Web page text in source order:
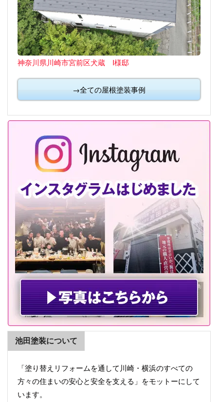
神奈川県川崎市宮前区犬蔵 I様邸
→全ての屋根塗装事例
池田塗装について
「塗り替えリフォームを通して川崎・横浜のすべての
方々の住まいの安心と安全を支える」をモットーにして
います。